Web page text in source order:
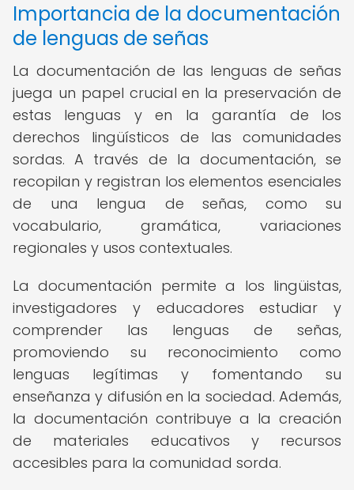
Importancia de la documentación
de lenguas de señas
La documentación de las lenguas de señas
juega un papel crucial en la preservación de
estas lenguas y en la garantía de los
derechos lingüísticos de las comunidades
sordas. A través de la documentación, se
recopilan y registran los elementos esenciales
de una lengua de señas, como su
vocabulario, gramática, variaciones
regionales y usos contextuales.
La documentación permite a los lingüistas,
investigadores y educadores estudiar y
comprender las lenguas de señas,
promoviendo su reconocimiento como
lenguas legítimas y fomentando su
enseñanza y difusión en la sociedad. Además,
la documentación contribuye a la creación
de materiales educativos y recursos
accesibles para la comunidad sorda.